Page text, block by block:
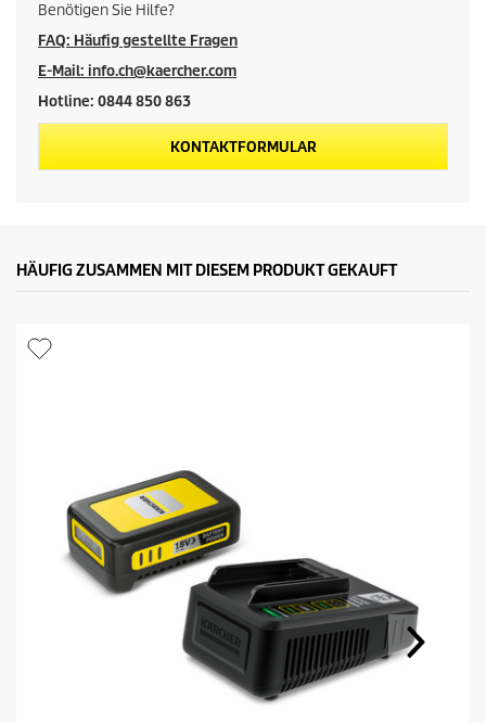
r
o
d
u
t
Benötigen Sie Hilfe?
FAQ: Häufig gestellte Fragen
E-Mail: info.ch@kaercher.com
Hotline: 0844 850 863
KONTAKTFORMULAR
HÄUFIG ZUSAMMEN MIT DIESEM PRODUKT GEKAUFT